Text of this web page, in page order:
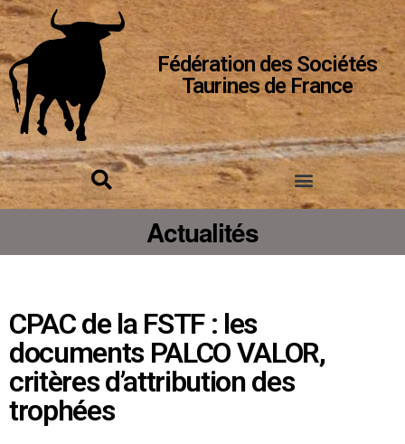
Fédération des Sociétés
Taurines de France
Actualités
CPAC de la FSTF : les
documents PALCO VALOR,
critères d’attribution des
trophées